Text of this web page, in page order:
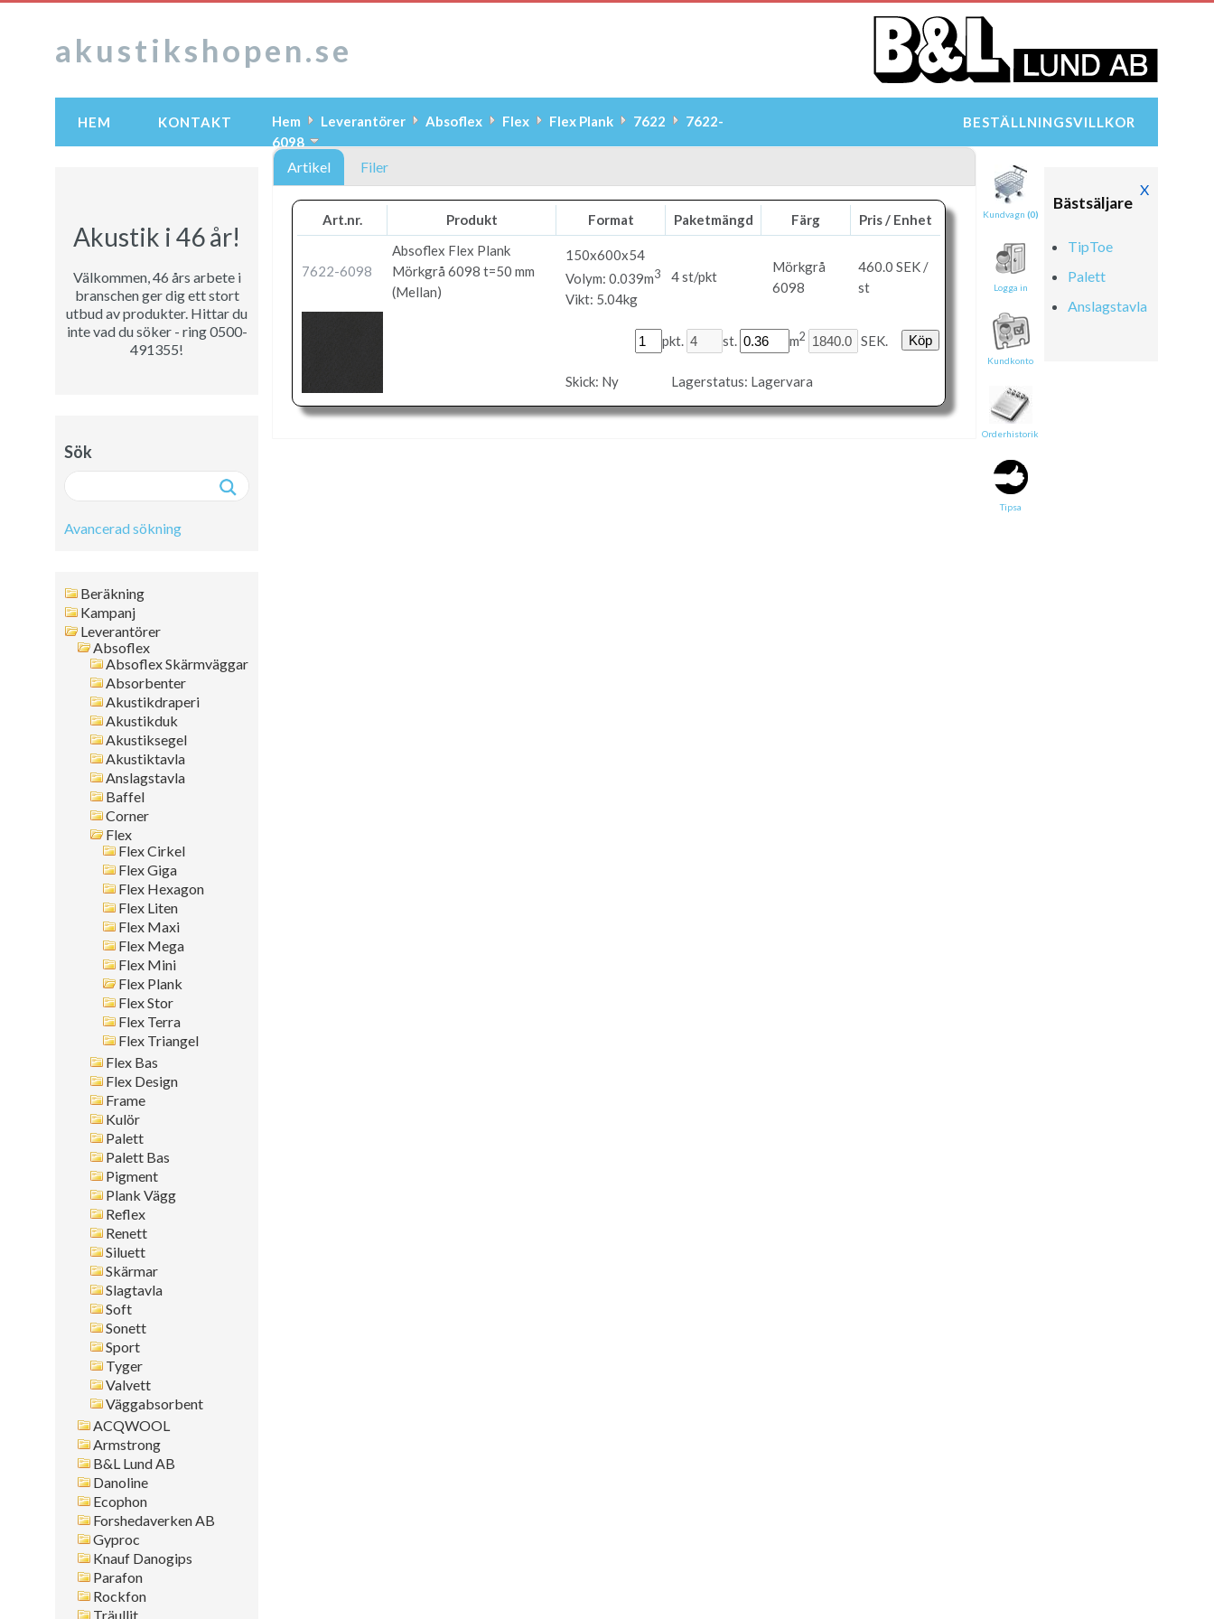
akustikshopen.se
HEM KONTAKT BESTÄLLNINGSVILLKOR
Akustik i 46 år!
Välkommen, 46 års arbete i
branschen ger dig ett stort
utbud av produkter. Hittar du
inte vad du söker - ring 0500-
491355!
Sök
Avancerad sökning
Fritext
Artikelnr
Namn
Leverantör
Format
Tjocklek
Artikelgrupp
Kanttyp
Placering
Montagesätt
Sök i allt
Beräkning
Kampanj
Leverantörer
Absoflex
Absoflex Skärmväggar
Absorbenter
Akustikdraperi
Akustikduk
Akustiksegel
Akustiktavla
Anslagstavla
Baffel
Corner
Flex
Flex Cirkel
Flex Giga
Flex Hexagon
Flex Liten
Flex Maxi
Flex Mega
Flex Mini
Flex Plank
Flex Stor
Flex Terra
Flex Triangel
Flex Bas
Flex Design
Frame
Kulör
Palett
Palett Bas
Pigment
Plank Vägg
Reflex
Renett
Siluett
Skärmar
Slagtavla
Soft
Sonett
Sport
Tyger
Valvett
Väggabsorbent
ACQWOOL
Armstrong
B&L Lund AB
Danoline
Ecophon
Forshedaverken AB
Gyproc
Knauf Danogips
Parafon
Rockfon
Träullit
Hem Leverantörer Absoflex Flex Flex Plank 7622
7622-
6098
Artikel Filer
Art.nr. Produkt Format Paketmängd Färg Pris / Enhet
7622-6098
Absoflex Flex Plank
Mörkgrå 6098 t=50 mm
(Mellan)
150x600x54
Volym: 0.039m3
Vikt: 5.04kg
4 st/pkt
Mörkgrå
6098
460.0 SEK /
st
pkt. st. m2 SEK.
Skick: Ny Lagerstatus: Lagervara
Kundvagn (0)
Logga in
Kundkonto
Orderhistorik
Tipsa
Bästsäljare
X
TipToe
Palett
Anslagstavla